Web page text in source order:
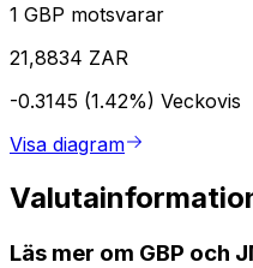
1 GBP motsvarar
21,8834 ZAR
-0.3145 (1.42%) Veckovis
Visa diagram
Läs mer om GBP och